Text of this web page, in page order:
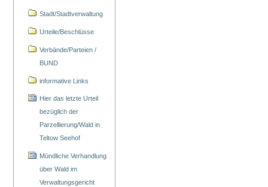
Stadt/Stadtverwaltung
Urteile/Beschlüsse
Verbände/Parteien /
BUND
informative Links
Hier das letzte Urteil
bezüglich der
Parzellierung/Wald in
Teltow Seehof
Mündliche Verhandlung
über Wald im
Verwaltungsgericht